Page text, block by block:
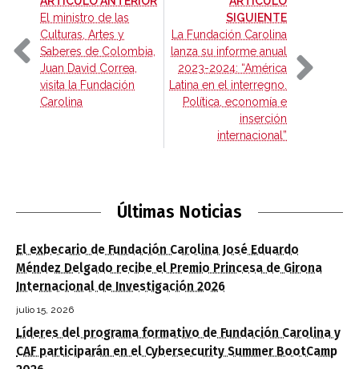
El ministro de las
Culturas, Artes y
Saberes de Colombia,
Juan David Correa,
visita la Fundación
Carolina
SIGUIENTE-
La Fundación Carolina
lanza su informe anual
2023-2024: “América
Latina en el interregno.
Política, economía e
inserción
internacional”
Últimas Noticias
El exbecario de Fundación Carolina José Eduardo
Méndez Delgado recibe el Premio Princesa de Girona
Internacional de Investigación 2026
julio 15, 2026
Líderes del programa formativo de Fundación Carolina y
CAF participarán en el Cybersecurity Summer BootCamp